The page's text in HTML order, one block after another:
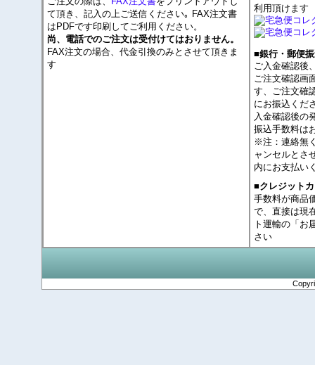
て頂き、記入の上ご送信ください｡ FAX注文書
はPDFです印刷してご利用ください。
尚、電話でのご注文は受付けてはおりません。
FAX注文の場合、代金引換のみとさせて頂きま
す
利用頂けます
■銀行・郵便
ご入金確認後
ご注文確認画
す、ご注文確
にお振込くだ
入金確認後の
振込手数料は
※注：連絡無
ャンセルとさ
内にお支払い
■クレジット
手数料が商品
で、直接は現
ト運輸の「お
さい